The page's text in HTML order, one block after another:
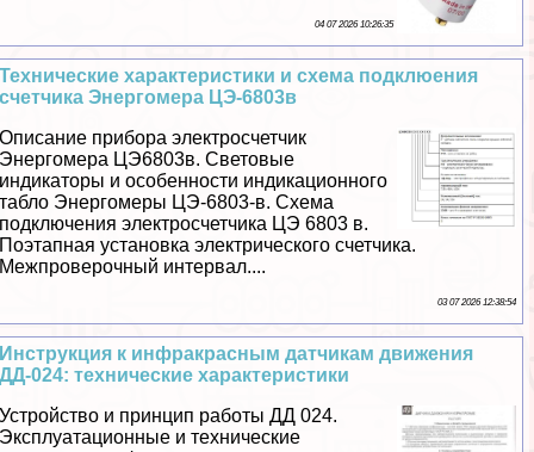
04 07 2026 10:26:35
Технические хаpaктеристики и схема подклюения
счетчика Энергомера ЦЭ-6803в
Описание прибора электросчетчик
Энергомера ЦЭ6803в. Световые
индикаторы и особенности индикационного
табло Энергомеры ЦЭ-6803-в. Схема
подключения электросчетчика ЦЭ 6803 в.
Поэтапная установка электрического счетчика.
Межпроверочный интервал....
03 07 2026 12:38:54
Инструкция к инфpaкрасным датчикам движения
ДД-024: технические хаpaктеристики
Устройство и принцип работы ДД 024.
Эксплуатационные и технические